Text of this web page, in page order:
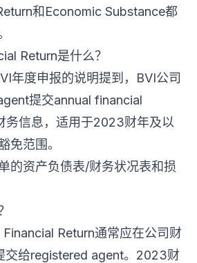
和Economic Substance都
Return是什么？
年度申报的说明提到，BVI公司
提交annual financial
务信息，适用于2023财年及以
免范围。
的资产负债表/财务状况表和损
Return通常应在公司财
交给registered agent。2023财